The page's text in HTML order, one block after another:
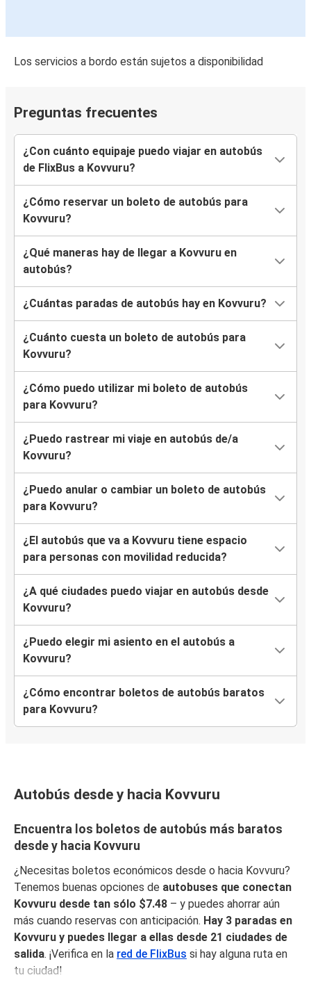
Los servicios a bordo están sujetos a disponibilidad
Preguntas frecuentes
¿Con cuánto equipaje puedo viajar en autobús
de FlixBus a Kovvuru?
¿Cómo reservar un boleto de autobús para
Kovvuru?
¿Qué maneras hay de llegar a Kovvuru en
autobús?
¿Cuántas paradas de autobús hay en Kovvuru?
¿Cuánto cuesta un boleto de autobús para
Kovvuru?
¿Cómo puedo utilizar mi boleto de autobús
para Kovvuru?
¿Puedo rastrear mi viaje en autobús de/a
Kovvuru?
¿Puedo anular o cambiar un boleto de autobús
para Kovvuru?
¿El autobús que va a Kovvuru tiene espacio
para personas con movilidad reducida?
¿A qué ciudades puedo viajar en autobús desde
Kovvuru?
¿Puedo elegir mi asiento en el autobús a
Kovvuru?
¿Cómo encontrar boletos de autobús baratos
para Kovvuru?
Autobús desde y hacia Kovvuru
Encuentra los boletos de autobús más baratos
desde y hacia Kovvuru
¿Necesitas boletos económicos desde o hacia Kovvuru?
Tenemos buenas opciones de autobuses que conectan
Kovvuru desde tan sólo $7.48 – y puedes ahorrar aún
más cuando reservas con anticipación. Hay 3 paradas en
Kovvuru y puedes llegar a ellas desde 21 ciudades de
salida. ¡Verifica en la red de FlixBus si hay alguna ruta en
tu ciudad!